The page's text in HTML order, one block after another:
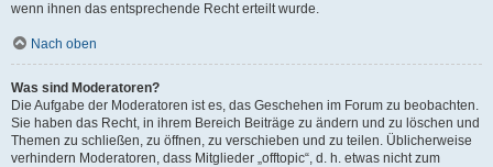
wenn ihnen das entsprechende Recht erteilt wurde.
Nach oben
Was sind Moderatoren?
Die Aufgabe der Moderatoren ist es, das Geschehen im Forum zu beobachten.
Sie haben das Recht, in ihrem Bereich Beiträge zu ändern und zu löschen und
Themen zu schließen, zu öffnen, zu verschieben und zu teilen. Üblicherweise
verhindern Moderatoren, dass Mitglieder „offtopic“, d. h. etwas nicht zum